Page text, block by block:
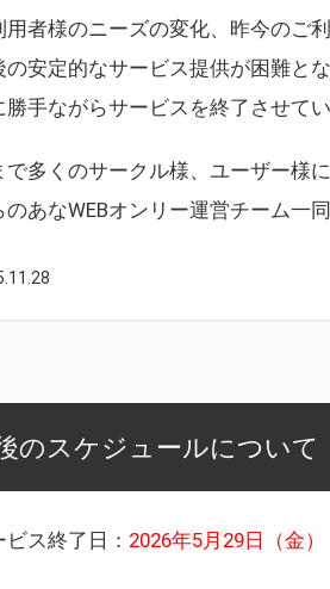
用者様のニーズの変化、昨今のご
の安定的なサービス提供が困難と
勝手ながらサービスを終了させて
で多くのサークル様、ユーザー様
のあなWEBオンリー運営チーム一
のスケジュールについて
ビス終了日： 2026年5月29日（金）